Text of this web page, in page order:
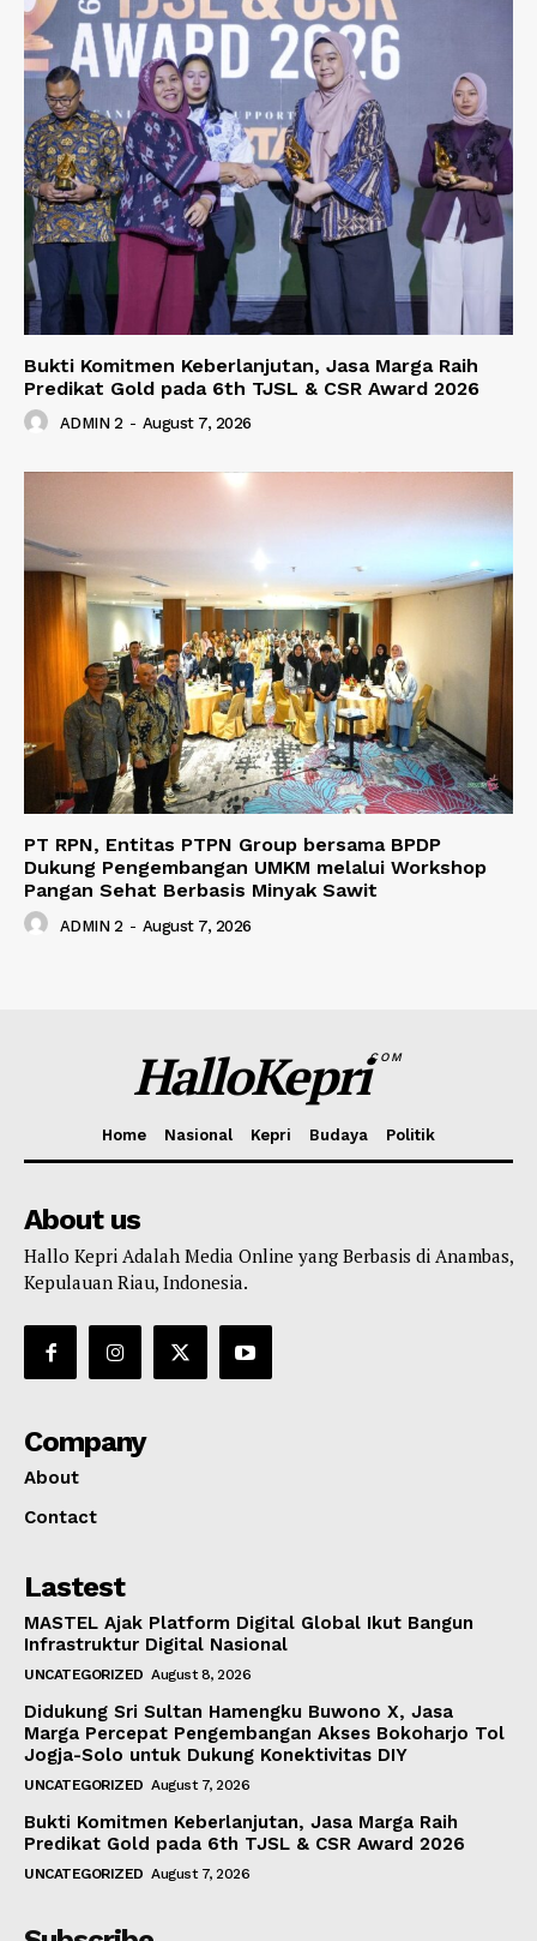
Bukti Komitmen Keberlanjutan, Jasa Marga Raih
Predikat Gold pada 6th TJSL & CSR Award 2026
ADMIN 2 - August 7, 2026
PT RPN, Entitas PTPN Group bersama BPDP
Dukung Pengembangan UMKM melalui Workshop
Pangan Sehat Berbasis Minyak Sawit
ADMIN 2 - August 7, 2026
HalloKepriCOM
Home Nasional Kepri Budaya Politik
About us
Hallo Kepri Adalah Media Online yang Berbasis di Anambas,
Kepulauan Riau, Indonesia.
Company
About
Contact
Lastest
MASTEL Ajak Platform Digital Global Ikut Bangun
Infrastruktur Digital Nasional
UNCATEGORIZED August 8, 2026
Didukung Sri Sultan Hamengku Buwono X, Jasa
Marga Percepat Pengembangan Akses Bokoharjo Tol
Jogja-Solo untuk Dukung Konektivitas DIY
UNCATEGORIZED August 7, 2026
Bukti Komitmen Keberlanjutan, Jasa Marga Raih
Predikat Gold pada 6th TJSL & CSR Award 2026
UNCATEGORIZED August 7, 2026